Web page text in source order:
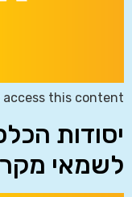
access this content
יסודות
לשמאי